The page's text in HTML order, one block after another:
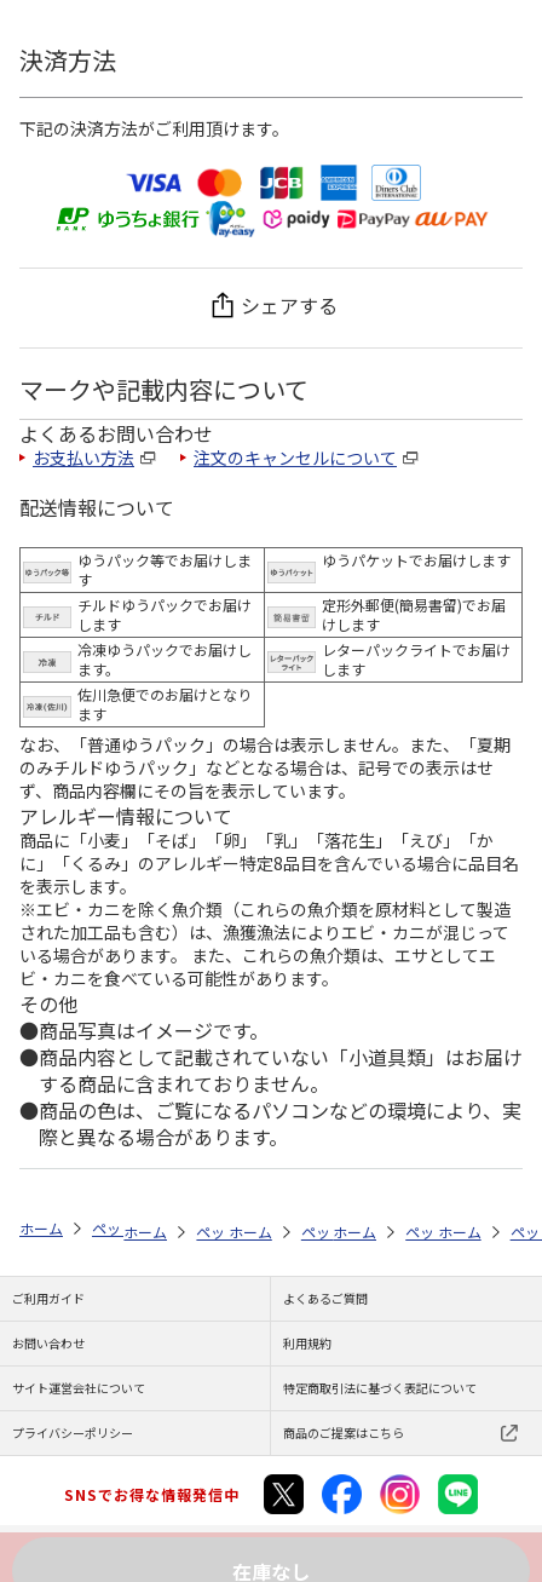
決済方法
下記の決済方法がご利用頂けます。
シェアする
マークや記載内容について
よくあるお問い合わせ
お支払い方法 注文のキャンセルについて
配送情報について
ゆうパック等でお届けしま
す
ゆうパケットでお届けします
チルドゆうパックでお届け
します
定形外郵便(簡易書留)でお届
けします
冷凍ゆうパックでお届けし
ます。
レターパックライトでお届け
します
佐川急便でのお届けとなり
ます
なお、「普通ゆうパック」の場合は表示しません。また、「夏期
のみチルドゆうパック」などとなる場合は、記号での表示はせ
ず、商品内容欄にその旨を表示しています。
アレルギー情報について
商品に「小麦」「そば」「卵」「乳」「落花生」「えび」「か
に」「くるみ」のアレルギー特定8品目を含んでいる場合に品目名
を表示します。
※エビ・カニを除く魚介類（これらの魚介類を原材料として製造
された加工品も含む）は、漁獲漁法によりエビ・カニが混じって
いる場合があります。 また、これらの魚介類は、エサとしてエ
ビ・カニを食べている可能性があります。
その他
商品写真はイメージです。
商品内容として記載されていない「小道具類」はお届け
する商品に含まれておりません。
商品の色は、ご覧になるパソコンなどの環境により、実
際と異なる場合があります。
在庫なし
ホーム ペットストア ケージ・飼育その他用品 餌やり・水やり用品
ホーム ペットストア ケージ・飼育その他用品 餌
ホーム ペットストア ケージ・飼育その
ホーム ペットストア ケ
ホーム ペ
ご利用ガイド よくあるご質問
お問い合わせ 利用規約
サイト運営会社について 特定商取引法に基づく表記について
プライバシーポリシー 商品のご提案はこちら
SNSでお得な情報発信中